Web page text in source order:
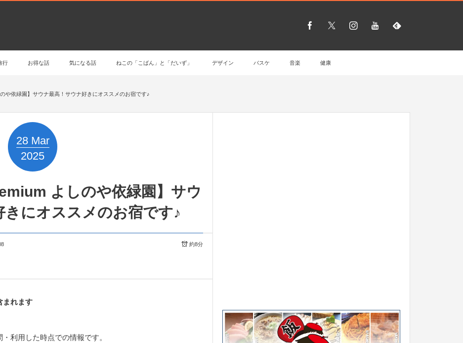
行 お得な話 気になる話 ねこの「こばん」と「だいず」 デザイン バスケ 音楽 健康
や依緑園】サウナ最高！サウナ好きにオススメのお宿です♪
28 Mar
2025
よしのや依緑園】サウ
にオススメのお宿です♪
約8分
まれます
利用した時点での情報です。